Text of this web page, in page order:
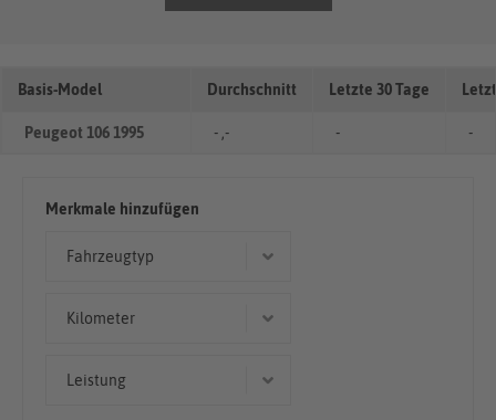
Basis-Model Durchschnitt Letzte 30 Tage
Peugeot 106 1995 - ,- - -
Merkmale hinzufügen
Fahrzeugtyp
Kilometer
Leistung